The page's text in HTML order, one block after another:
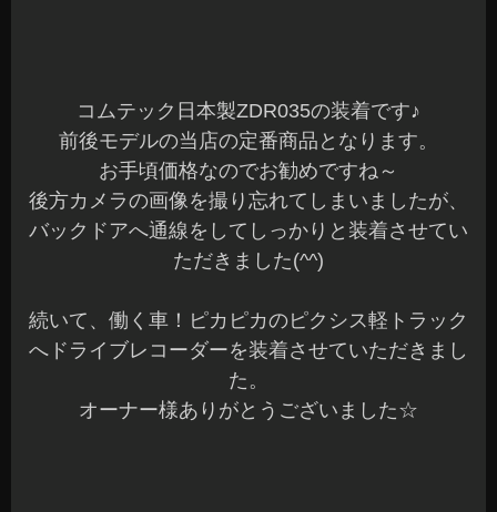
コムテック日本製ZDR035の装着です♪
前後モデルの当店の定番商品となります。
お手頃価格なのでお勧めですね～
後方カメラの画像を撮り忘れてしまいましたが、
バックドアへ通線をしてしっかりと装着させてい
ただきました(^^)
続いて、働く車！ピカピカのピクシス軽トラック
へドライブレコーダーを装着させていただきまし
た。
オーナー様ありがとうございました☆